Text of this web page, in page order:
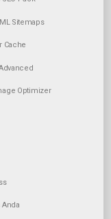
Sitemaps
Cache
Optimizer